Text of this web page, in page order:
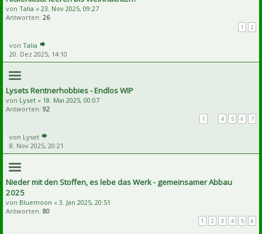
von Talia « 23. Nov 2025, 09:27
Antworten: 26
1 2
von Talia
20. Dez 2025, 14:10
Lysets Rentnerhobbies - Endlos WIP
von Lyset « 18. Mai 2025, 00:07
Antworten: 92
1 4 5 6 7
von Lyset
8. Nov 2025, 20:21
Nieder mit den Stoffen, es lebe das Werk - gemeinsamer Abbau
2025
von Bluemoon « 3. Jan 2025, 20:51
Antworten: 80
1 2 3 4 5 6